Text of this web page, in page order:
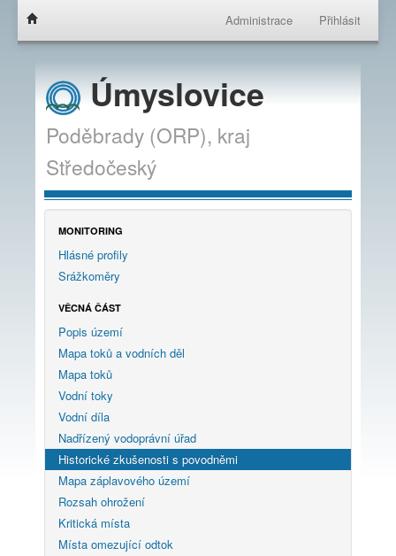
Administrace Přihlásit
Úmyslovice
Poděbrady (ORP), kraj
Středočeský
MONITORING
Hlásné profily
Srážkoměry
VĚCNÁ ČÁST
Popis území
Mapa toků a vodních děl
Mapa toků
Vodní toky
Vodní díla
Nadřízený vodoprávní úřad
Historické zkušenosti s povodněmi
Mapa záplavového území
Rozsah ohrožení
Kritická místa
Místa omezující odtok